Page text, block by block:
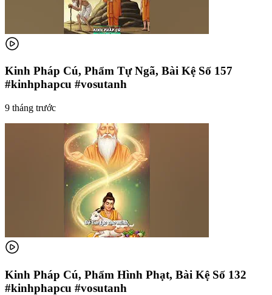
Kinh Pháp Cú, Phẩm Tự Ngã, Bài Kệ Số 157
#kinhphapcu #vosutanh
9 tháng trước
Kinh Pháp Cú, Phẩm Hình Phạt, Bài Kệ Số 132
#kinhphapcu #vosutanh